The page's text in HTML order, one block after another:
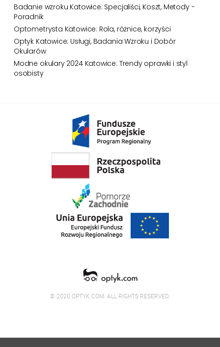
Badanie wzroku Katowice: Specjaliści, Koszt, Metody -
Poradnik
Optometrysta Katowice: Rola, różnice, korzyści
Optyk Katowice: Usługi, Badania Wzroku i Dobór
Okularów
Modne okulary 2024 Katowice: Trendy oprawki i styl
osobisty
© 2020 OPTYK.COM. ALL RIGHTS RESERVED.